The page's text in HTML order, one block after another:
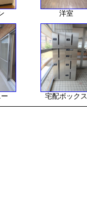
洋室
宅配ボックス